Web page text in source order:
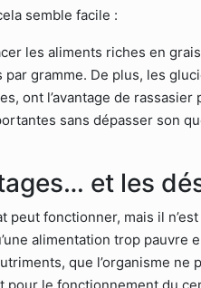
semble facile :
les aliments riches en
par gramme. De plus, les
ont l’avantage de
sans dépasser son
et les
peut fonctionner, mais il
alimentation trop pauvre
que l’organisme